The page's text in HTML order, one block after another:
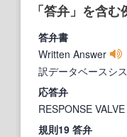
「答弁」を含
答弁書
Written Answer
訳データベースシ
応答弁
RESPONSE VALVE
規則19 答弁